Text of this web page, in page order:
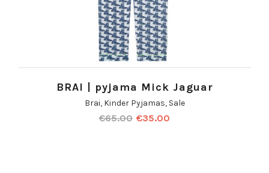
BRAI | pyjama Mick Jaguar
Brai, Kinder Pyjamas, Sale
€65.00 €35.00